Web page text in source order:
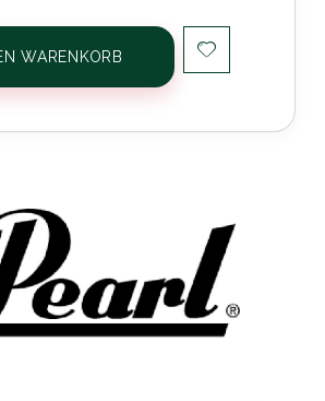
WARENKORB